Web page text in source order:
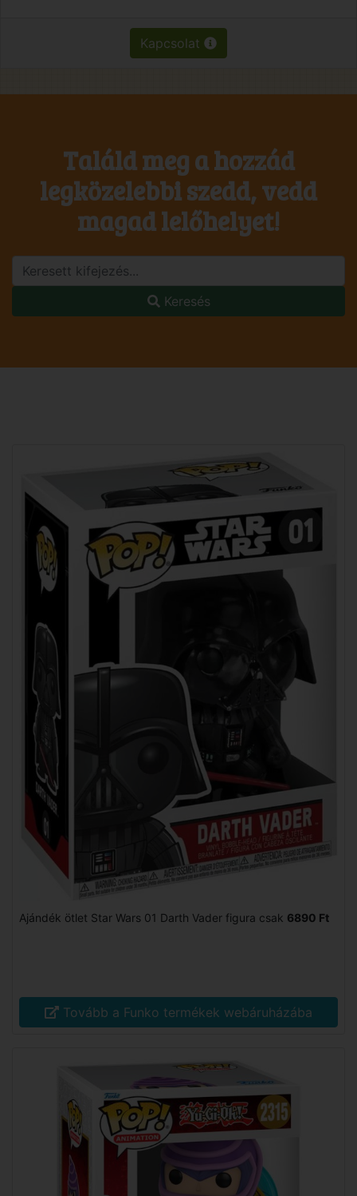
Kapcsolat
Találd meg a hozzád
legközelebbi szedd, vedd
magad lelőhelyet!
Keresés
Ajándék ötlet Star Wars 01 Darth Vader figura csak 6890 Ft
Tovább a Funko termékek webáruházába